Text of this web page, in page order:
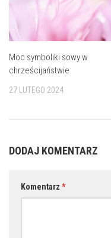
Moc symboliki sowy w
chrześcijaństwie
27 LUTEGO 2024
DODAJ KOMENTARZ
Komentarz *